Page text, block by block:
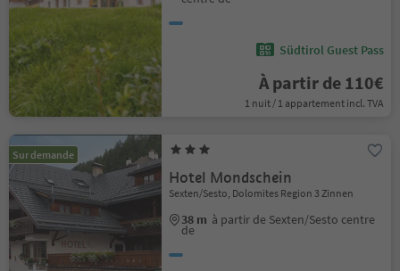
Südtirol Guest Pass
À partir de 110€
1 nuit / 1 appartement incl. TVA
Sur demande
Hotel Mondschein
Sexten/Sesto, Dolomites Region 3 Zinnen
38 m à partir de Sexten/Sesto centre
de